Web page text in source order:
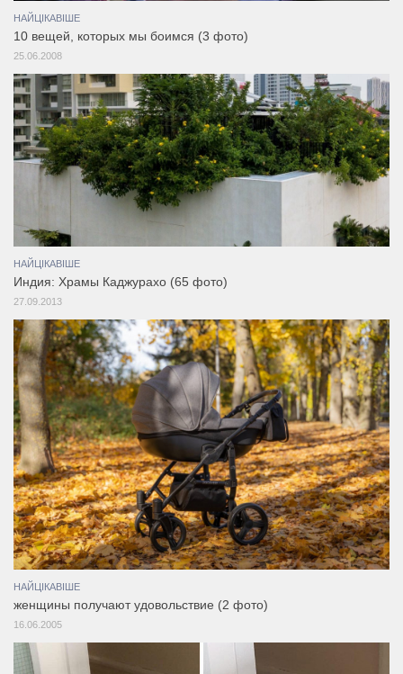
НАЙЦІКАВІШЕ
10 вещей, которых мы боимся (3 фото)
25.06.2008
НАЙЦІКАВІШЕ
Индия: Храмы Каджурахо (65 фото)
27.09.2013
НАЙЦІКАВІШЕ
женщины получают удовольствие (2 фото)
16.06.2005